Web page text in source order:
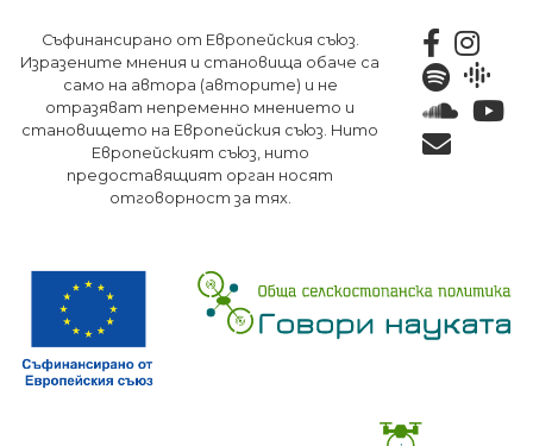
към
основното
съдържание
Съфинансирано от Европейския съюз.
Изразените мнения и становища обаче са
само на автора (авторите) и не
отразяват непременно мнението и
становището на Европейския съюз. Нито
Европейският съюз, нито
предоставящият орган носят
отговорност за тях.